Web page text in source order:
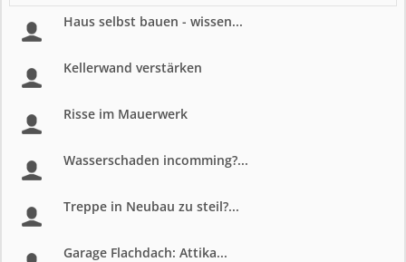
Haus selbst bauen - wissen...
Kellerwand verstärken
Risse im Mauerwerk
Wasserschaden incomming?...
Treppe in Neubau zu steil?...
Garage Flachdach: Attika...